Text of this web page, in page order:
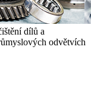
dílů a
odvětvích